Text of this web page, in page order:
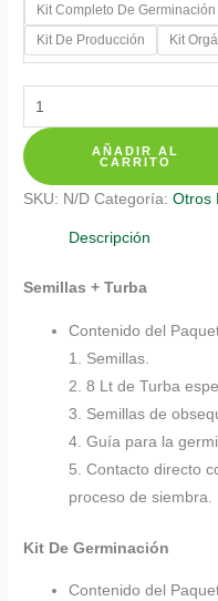
$
Kit Completo De Germinación
Kit De Producción
Kit
Kits
De
Siembra
Para
Papaya
Maradol
AÑADIR AL
CARRITO
SKU: N/D Categoría:Otros
Descripción
Semillas + Turba
Contenido del
1. Semillas.
2. 8 Lt de Turba
3. Semillas de
4. Guía para la
5. Contacto directo
proceso de siembra.
Kit De Germinación
Contenido del